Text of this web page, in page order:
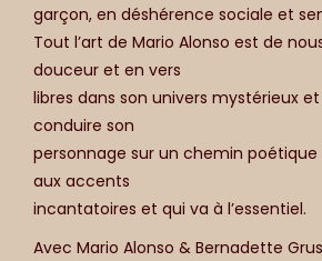
garçon, en déshérence sociale et
Tout l’art de Mario Alonso est de
douceur et en vers
libres dans son univers mystérieux
conduire son
personnage sur un chemin
aux accents
incantatoires et qui va à l’essentiel.
Avec Mario Alonso & Bernadette